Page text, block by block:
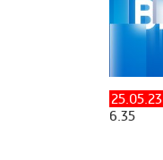
25.05.23
6.35